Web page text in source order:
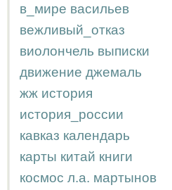
в_мире васильев
вежливый_отказ
виолончель выписки
движение джемаль
жж история
история_россии
кавказ календарь
карты китай книги
космос л.а. мартынов